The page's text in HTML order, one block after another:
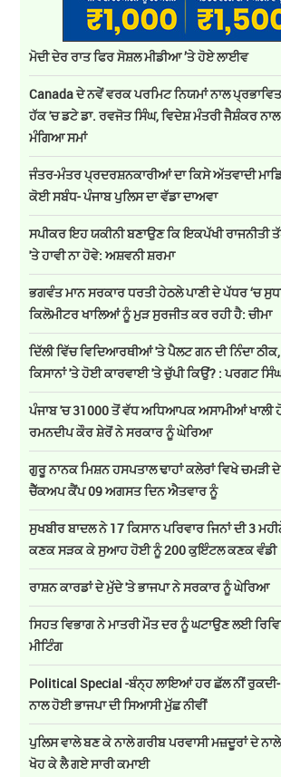
ਮੋਦੀ ਦੇਰ ਰਾਤ ਫਿਰ ਸੋਸ਼ਲ ਮੀਡੀਆ ’ਤੇ ਹੋਏ ਲਾਈਵ
Canada ਦੇ ਨਵੇਂ ਵਰਕ ਪਰਮਿਟ ਨਿਯਮਾਂ ਨਾਲ
ਹੱਕ 'ਚ ਡਟੇ ਡਾ. ਰਵਜੋਤ ਸਿੰਘ, ਵਿਦੇਸ਼ ਮੰਤਰੀ ਜੈਸ਼ੰਕਰ
ਮੰਗਿਆ ਸਮਾਂ
ਜੰਤਰ-ਮੰਤਰ ਪ੍ਰਦਰਸ਼ਨਕਾਰੀਆਂ ਦਾ ਕਿਸੇ ਅੱਤਵਾਦੀ
ਕੋਈ ਸਬੰਧ- ਪੰਜਾਬ ਪੁਲਿਸ ਦਾ ਵੱਡਾ ਦਾਅਵਾ
ਸਪੀਕਰ ਇਹ ਯਕੀਨੀ ਬਣਾਉਣ ਕਿ ਇਕਪੱਖੀ ਰਾਜਨੀਤੀ
'ਤੇ ਹਾਵੀ ਨਾ ਹੋਵੇ: ਅਸ਼ਵਨੀ ਸ਼ਰਮਾ
ਭਗਵੰਤ ਮਾਨ ਸਰਕਾਰ ਧਰਤੀ ਹੇਠਲੇ ਪਾਣੀ ਦੇ ਪੱਧਰ ‘ਚ
ਕਿਲੋਮੀਟਰ ਖਾਲਿਆਂ ਨੂੰ ਮੁੜ ਸੁਰਜੀਤ ਕਰ ਰਹੀ ਹੈ: ਚੀਮਾ
ਦਿੱਲੀ ਵਿੱਚ ਵਿਦਿਆਰਥੀਆਂ 'ਤੇ ਪੈਲਟ ਗਨ ਦੀ ਨਿੰਦਾ
ਕਿਸਾਨਾਂ 'ਤੇ ਹੋਈ ਕਾਰਵਾਈ 'ਤੇ ਚੁੱਪੀ ਕਿਉਂ? : ਪਰਗਟ
ਪੰਜਾਬ 'ਚ 31000 ਤੋਂ ਵੱਧ ਅਧਿਆਪਕ ਅਸਾਮੀਆਂ ਖਾਲੀ
ਰਮਨਦੀਪ ਕੌਰ ਸ਼ੇਰੋਂ ਨੇ ਸਰਕਾਰ ਨੂੰ ਘੇਰਿਆ
ਗੁਰੂ ਨਾਨਕ ਮਿਸ਼ਨ ਹਸਪਤਾਲ ਢਾਹਾਂ ਕਲੇਰਾਂ ਵਿਖੇ ਚਮੜੀ
ਚੈੱਕਅਪ ਕੈਂਪ 09 ਅਗਸਤ ਦਿਨ ਐਤਵਾਰ ਨੂੰ
ਸੁਖਬੀਰ ਬਾਦਲ ਨੇ 17 ਕਿਸਾਨ ਪਰਿਵਾਰ ਜਿਨਾਂ ਦੀ 3
ਕਣਕ ਸੜਕ ਕੇ ਸੁਆਹ ਹੋਈ ਨੂੰ 200 ਕੁਇੰਟਲ ਕਣਕ ਵੰਡੀ
ਰਾਸ਼ਨ ਕਾਰਡਾਂ ਦੇ ਮੁੱਦੇ 'ਤੇ ਭਾਜਪਾ ਨੇ ਸਰਕਾਰ ਨੂੰ ਘੇਰਿਆ
ਸਿਹਤ ਵਿਭਾਗ ਨੇ ਮਾਤਰੀ ਮੌਤ ਦਰ ਨੂੰ ਘਟਾਉਣ ਲਈ
ਮੀਟਿੰਗ
Political Special -ਬੰਨ੍ਹ ਲਾਇਆਂ ਹਰ ਛੱਲ ਨੀਂ ਰੁਕਦੀ-
ਨਾਲ ਹੋਈ ਭਾਜਪਾ ਦੀ ਸਿਆਸੀ ਮੁੱਛ ਨੀਵੀਂ
ਪੁਲਿਸ ਵਾਲੇ ਬਣ ਕੇ ਨਾਲੇ ਗਰੀਬ ਪਰਵਾਸੀ ਮਜ਼ਦੂਰਾਂ ਦੇ
ਖੋਹ ਕੇ ਲੈ ਗਏ ਸਾਰੀ ਕਮਾਈ